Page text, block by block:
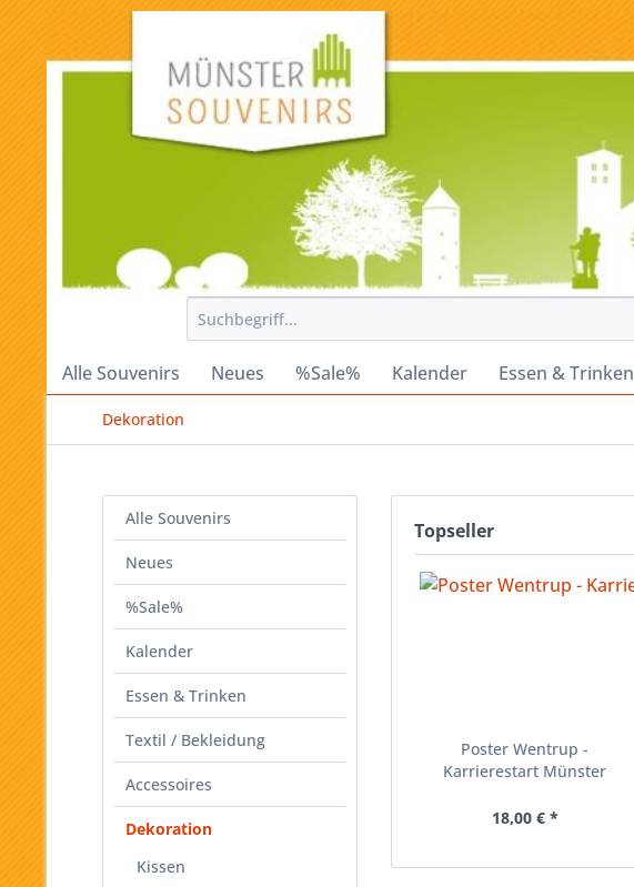
Alle Souvenirs Neues %Sale% Kalender Essen & Trinken
Dekoration
Alle Souvenirs
Neues
%Sale%
Kalender
Essen & Trinken
Textil / Bekleidung
Accessoires
Dekoration
Kissen
Topseller
Poster Wentrup -
Karrierestart Münster
18,00 € *